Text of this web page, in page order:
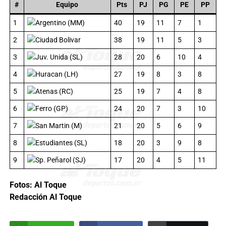
# Equipo Pts PJ PG PE PP
1 Argentino (MM) 40 19 11 7
1
2
Ciudad Bolivar 38 19 11 5
3
3
Juv. Unida (SL) 28 20 6 10
4
4
Huracan (LH) 27 19 8 3
8
5
Atenas (RC) 25 19 7 4
8
6
Ferro (GP) 24 20 7 3
10
7
San Martin (M) 21 20 5 6
9
8
Estudiantes (SL) 18 20 3 9
8
9
Sp. Peñarol (SJ) 17 20 4 5 11
Fotos: Al Toque
Redacción Al Toque